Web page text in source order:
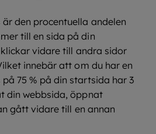
den procentuella andelen
till en sida på din
vidare till andra sidor
innebär att om du har en
75 % på din startsida har 3
din webbsida, öppnat
gått vidare till en annan